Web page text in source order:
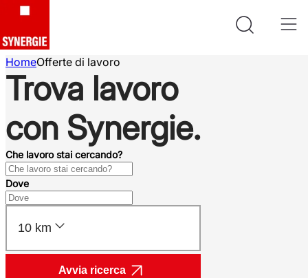
HomeOfferte di lavoro
Trova lavoro
con Synergie.
Che lavoro stai cercando?
Dove
10 km
Avvia ricerca